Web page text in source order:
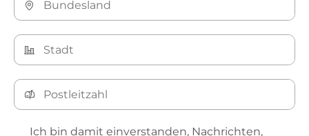
Ich bin damit einverstanden, Nachrichten,